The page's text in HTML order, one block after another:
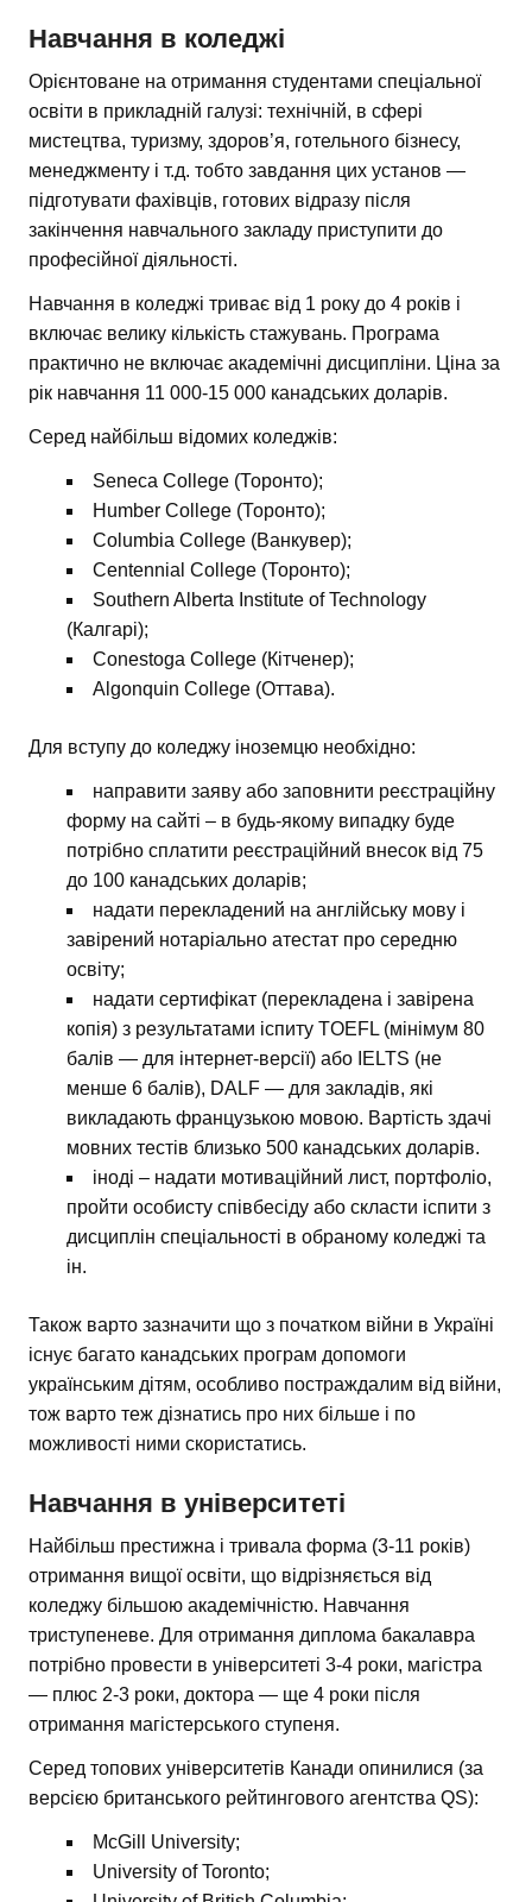
Навчання в коледжі
Орієнтоване на отримання студентами спеціальної
освіти в прикладній галузі: технічній, в сфері
мистецтва, туризму, здоров’я, готельного бізнесу,
менеджменту і т.д. тобто завдання цих установ —
підготувати фахівців, готових відразу після
закінчення навчального закладу приступити до
професійної діяльності.
Навчання в коледжі триває від 1 року до 4 років і
включає велику кількість стажувань. Програма
практично не включає академічні дисципліни. Ціна за
рік навчання 11 000-15 000 канадських доларів.
Серед найбільш відомих коледжів:
Seneca College (Торонто);
Humber College (Торонто);
Columbia College (Ванкувер);
Centennial College (Торонто);
Southern Alberta Institute of Technology
(Калгарі);
Conestoga College (Кітченер);
Algonquin College (Оттава).
Для вступу до коледжу іноземцю необхідно:
направити заяву або заповнити реєстраційну
форму на сайті – в будь-якому випадку буде
потрібно сплатити реєстраційний внесок від 75
до 100 канадських доларів;
надати перекладений на англійську мову і
завірений нотаріально атестат про середню
освіту;
надати сертифікат (перекладена і завірена
копія) з результатами іспиту TOEFL (мінімум 80
балів — для інтернет-версії) або IELTS (не
менше 6 балів), DALF — для закладів, які
викладають французькою мовою. Вартість здачі
мовних тестів близько 500 канадських доларів.
іноді – надати мотиваційний лист, портфоліо,
пройти особисту співбесіду або скласти іспити з
дисциплін спеціальності в обраному коледжі та
ін.
Також варто зазначити що з початком війни в Україні
існує багато канадських програм допомоги
українським дітям, особливо постраждалим від війни,
тож варто теж дізнатись про них більше і по
можливості ними скористатись.
Навчання в університеті
Найбільш престижна і тривала форма (3-11 років)
отримання вищої освіти, що відрізняється від
коледжу більшою академічністю. Навчання
триступеневе. Для отримання диплома бакалавра
потрібно провести в університеті 3-4 роки, магістра
— плюс 2-3 роки, доктора — ще 4 роки після
отримання магістерського ступеня.
Серед топових університетів Канади опинилися (за
версією британського рейтингового агентства QS):
McGill University;
University of Toronto;